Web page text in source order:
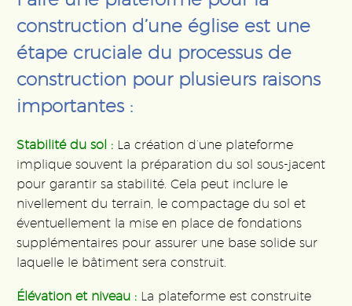
construction d’une église est une
étape cruciale du processus de
construction pour plusieurs raisons
importantes :
Stabilité du sol : La création d’une plateforme
implique souvent la préparation du sol sous-jacent
pour garantir sa stabilité. Cela peut inclure le
nivellement du terrain, le compactage du sol et
éventuellement la mise en place de fondations
supplémentaires pour assurer une base solide sur
laquelle le bâtiment sera construit.
Élévation et niveau : La plateforme est construite